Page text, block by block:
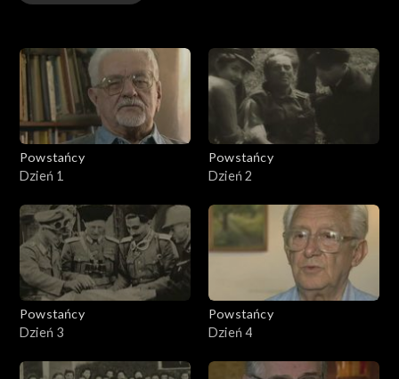
Powstańcy
Dzień 1
Powstańcy
Dzień 2
Powstańcy
Dzień 3
Powstańcy
Dzień 4